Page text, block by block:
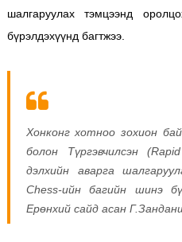
шалгаруулах тэмцээнд
бүрэлдэхүүнд багтжээ.
Хонконг хотноо зохион
болон Түргэвчилсэн
дэлхийн аварга
Chess-ийн багийн шинэ
Ерөнхий сайд асан